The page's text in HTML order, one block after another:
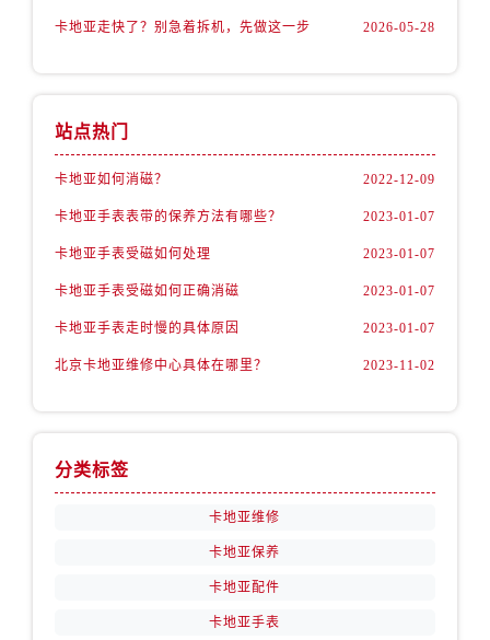
卡地亚走快了？别急着拆机，先做这一步 2026-05-28
站点热门
卡地亚如何消磁？ 2022-12-09
卡地亚手表表带的保养方法有哪些？ 2023-01-07
卡地亚手表受磁如何处理 2023-01-07
卡地亚手表受磁如何正确消磁 2023-01-07
卡地亚手表走时慢的具体原因 2023-01-07
北京卡地亚维修中心具体在哪里？ 2023-11-02
分类标签
卡地亚维修
卡地亚保养
卡地亚配件
卡地亚手表